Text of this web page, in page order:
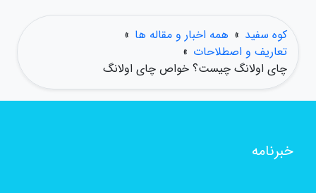
کوه سفید » همه اخبار و مقاله ها »
تعاریف و اصطلاحات »
چای اولانگ چیست؟ خواص چای اولانگ
خبرنامه